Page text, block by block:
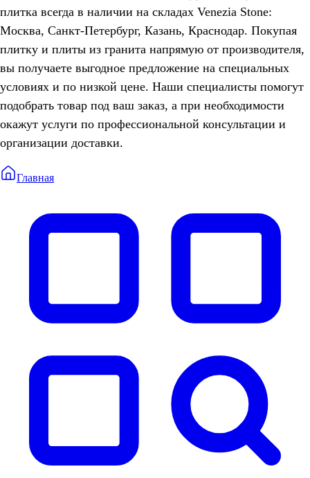
плитка всегда в наличии на складах Venezia Stone:
Москва, Санкт-Петербург, Казань, Краснодар. Покупая
плитку и плиты из гранита напрямую от производителя,
вы получаете выгодное предложение на специальных
условиях и по низкой цене. Наши специалисты помогут
подобрать товар под ваш заказ, а при необходимости
окажут услуги по профессиональной консультации и
организации доставки.
Главная